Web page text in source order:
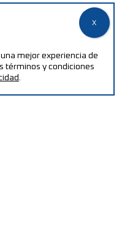
bajo nuestro control
o de una red
mejor experiencia de
términos y condiciones
.